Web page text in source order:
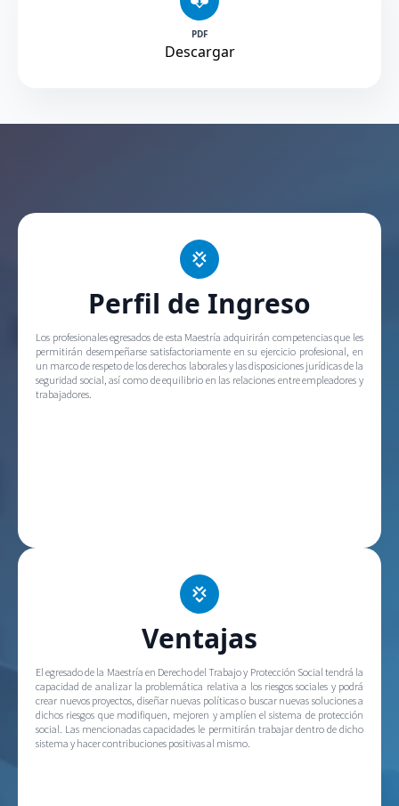
PDF
Descargar
Perfil de Ingreso
Los profesionales egresados de esta Maestría adquirirán competencias que les
permitirán desempeñarse satisfactoriamente en su ejercicio profesional, en
un marco de respeto de los derechos laborales y las disposiciones jurídicas de la
seguridad social, así como de equilibrio en las relaciones entre empleadores y
trabajadores.
Ventajas
El egresado de la Maestría en Derecho del Trabajo y Protección Social tendrá la
capacidad de analizar la problemática relativa a los riesgos sociales y podrá
crear nuevos proyectos, diseñar nuevas políticas o buscar nuevas soluciones a
dichos riesgos que modifiquen, mejoren y amplíen el sistema de protección
social. Las mencionadas capacidades le permitirán trabajar dentro de dicho
sistema y hacer contribuciones positivas al mismo.